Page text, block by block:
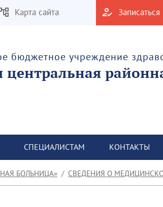
Карта сайта
бюджетное учреждение
центральная
СПЕЦИАЛИСТАМ КОНТАКТЫ
БОЛЬНИЦА» СВЕДЕНИЯ О